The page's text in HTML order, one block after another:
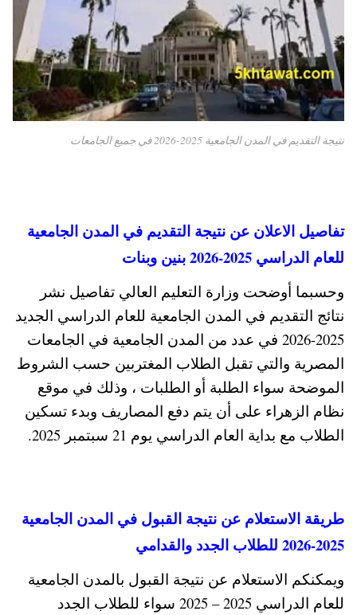
نتيجة التقديم في المدن الجامعية 2025-2026 في جميع الجامعات
تفاصيل الاعلان عن نتيجة التقديم في المدن الجامعية
للعام الدراسي 2025-2026 بنين وبنات
وحسبما أوضحت وزارة التعليم العالي تفاصيل نشر
نتائج التقديم في المدن الجامعية للعام الدراسي الجديد
2025-2026 في عدد من المدن الجامعية في الجامعات
المصرية والتي تقبل الطلاب المغتربين حسب الشروط
الموضحة سواء الطلبة أو الطلبات ، وذلك في موقع
نظام الزهراء على أن يتم دفع المصاريف وبدء تسكين
الطلاب مع بداية العام الدراسي يوم 21 سبتمبر 2025.
طريقة الاستعلام عن نتيجة القبول في المدن الجامعية
2025-2026 للطلاب الجدد والقدامي
ويمكنكم الاستعلام عن نتيجة القبول بالمدن الجامعية
للعام الدراسي 2025 – 2025 سواء للطلاب الجدد